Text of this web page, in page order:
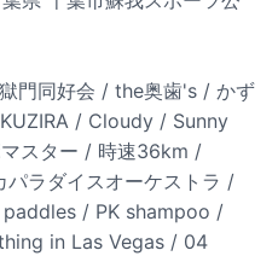
門同好会 / the奥歯's / かず
/ Cloudy / Sunny
スター / 時速36km /
ラダイスオーケストラ /
/ PK shampoo /
in Las Vegas / 04